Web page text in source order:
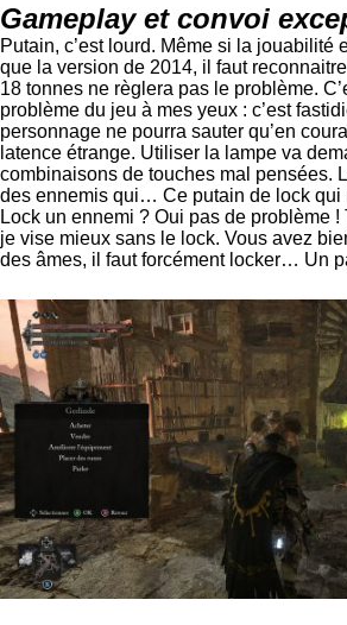
Gameplay et convoi
Putain, c’est lourd. Même si la jouabilité
que la version de 2014, il faut
18 tonnes ne règlera pas le problème.
problème du jeu à mes yeux : c’est
personnage ne pourra sauter qu’en
latence étrange. Utiliser la lampe va
combinaisons de touches mal pensées.
des ennemis qui… Ce putain de lock qui
Lock un ennemi ? Oui pas de problème !
je vise mieux sans le lock. Vous avez
des âmes, il faut forcément locker… Un